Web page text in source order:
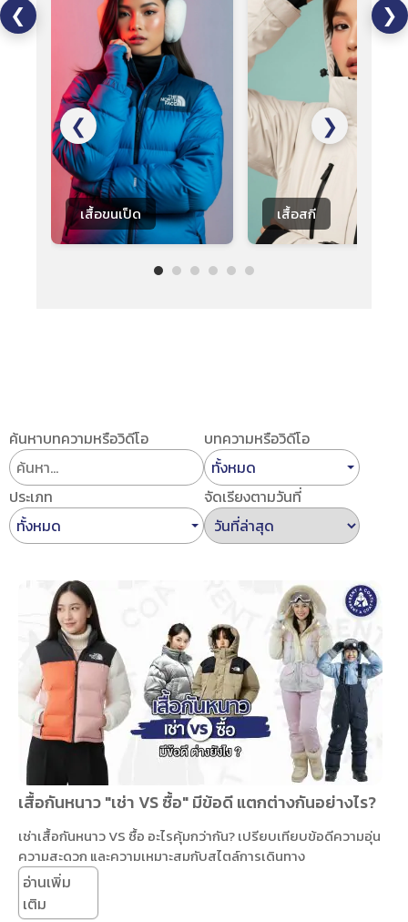
❮
❮ ❯
เสื้อขนเป็ด เสื้อสกี
❯
ค้นหาบทความหรือวิดีโอ
บทความหรือวิดีโอ
ทั้งหมด
ประเภท
ทั้งหมด
จัดเรียงตามวันที่
เสื้อกันหนาว "เช่า VS ซื้อ" มีข้อดี แตกต่างกันอย่างไร?
เช่าเสื้อกันหนาว VS ซื้อ อะไรคุ้มกว่ากัน? เปรียบเทียบข้อดีความอุ่น
ความสะดวก และความเหมาะสมกับสไตล์การเดินทาง
อ่านเพิ่ม
เติม